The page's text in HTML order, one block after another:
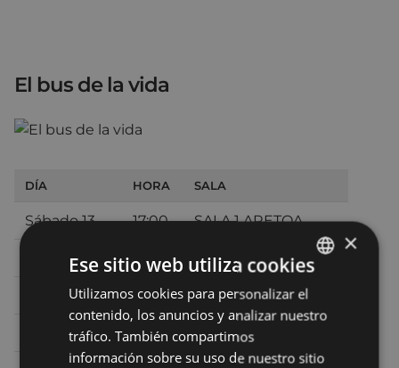
El bus de la vida
DÍA HORA SALA
Sábado 13 17:00 SALA 1 ARETOA
Sábado 13 19:45 SALA 1 ARETOA
Sábado 13 22:30 TEATRO - ANTZOKIA
Domingo 14 17:00 SALA 2 ARETOA
BASQUE
SPANISH
×
Ese sitio web utiliza cookies
Utilizamos cookies para personalizar el
contenido, los anuncios y analizar nuestro
tráfico. También compartimos
información sobre su uso de nuestro sitio